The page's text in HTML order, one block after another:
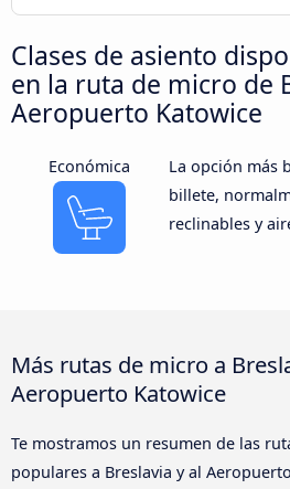
Clases de asiento
en la ruta de micro de
Aeropuerto Katowice
Económica
La opción más
billete,
reclinables y
Más rutas de micro a
Aeropuerto Katowice
Te mostramos un resumen de las
populares a Breslavia y al